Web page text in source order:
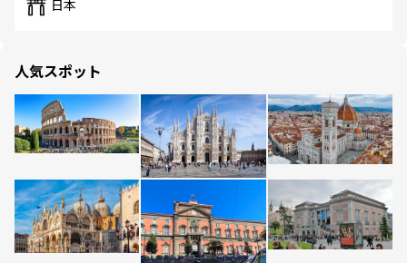
日本
人気スポット